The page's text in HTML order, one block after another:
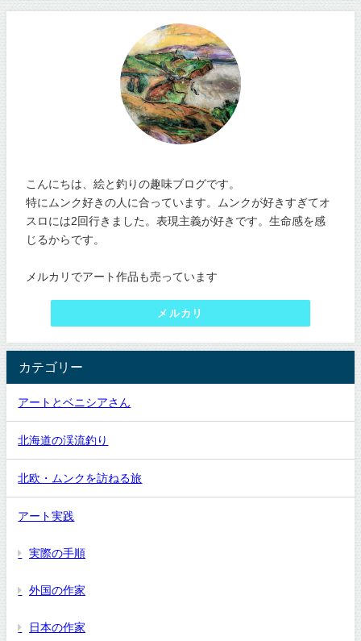
こんにちは、絵と釣りの趣味ブログです。
特にムンク好きの人に合っています。ムンクが好きすぎてオ
スロには2回行きました。表現主義が好きです。生命感を感
じるからです。
メルカリでアート作品も売っています
メルカリ
カテゴリー
アートとベニシアさん
北海道の渓流釣り
北欧・ムンクを訪ねる旅
アート実践
実際の手順
外国の作家
日本の作家